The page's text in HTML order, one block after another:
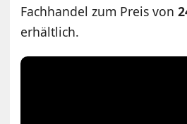
Fachhandel zum Preis von
erhältlich.